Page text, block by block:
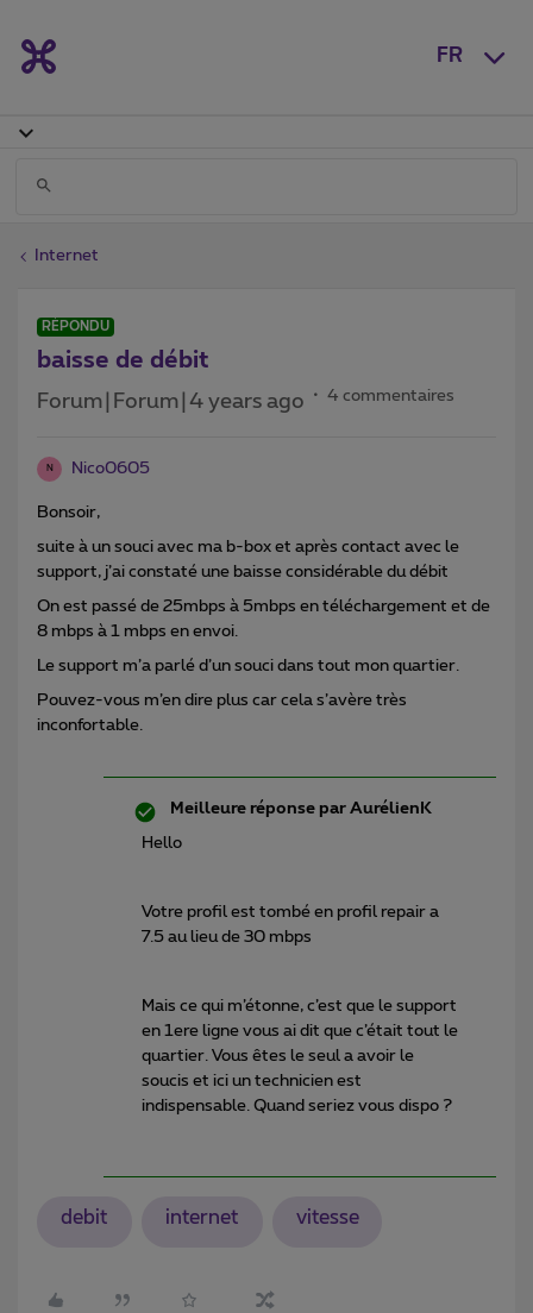
FR
Internet
RÉPONDU
baisse de débit
Forum|Forum|4 years ago 4 commentaires
N Nico0605
Bonsoir,
suite à un souci avec ma b-box et après contact avec le
support, j’ai constaté une baisse considérable du débit
On est passé de 25mbps à 5mbps en téléchargement et de
8 mbps à 1 mbps en envoi.
Le support m’a parlé d’un souci dans tout mon quartier.
Pouvez-vous m’en dire plus car cela s’avère très
inconfortable.
Meilleure réponse par AurélienK
Hello
Votre profil est tombé en profil repair a
7.5 au lieu de 30 mbps
Mais ce qui m’étonne, c’est que le support
en 1ere ligne vous ai dit que c’était tout le
quartier. Vous êtes le seul a avoir le
soucis et ici un technicien est
indispensable. Quand seriez vous dispo ?
debit internet vitesse